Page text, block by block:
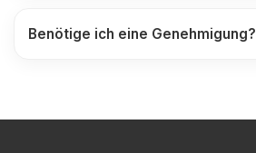
Benötige ich eine Genehmigung?